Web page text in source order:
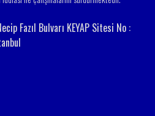
Fazıl Bulvarı KEYAP Sitesi No :